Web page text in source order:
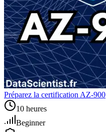
Préparez la certification AZ-900
10 heures
Beginner